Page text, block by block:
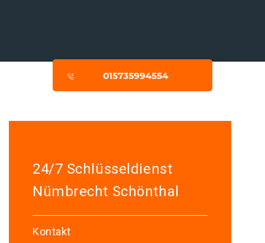
24/7 Schlüsseldienst
Nümbrecht Schönthal
Kontakt